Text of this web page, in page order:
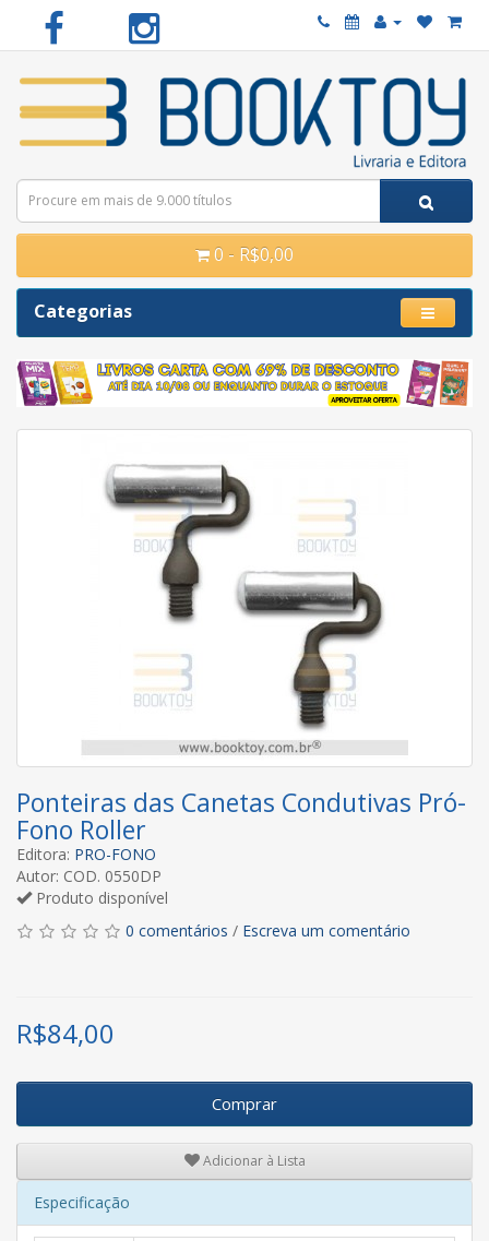
0 - R$0,00
Categorias
Ponteiras das Canetas Condutivas Pró-
Fono Roller
Editora: PRO-FONO
Autor: COD. 0550DP
Produto disponível
0 comentários / Escreva um comentário
R$84,00
Comprar
Adicionar à Lista
Especificação